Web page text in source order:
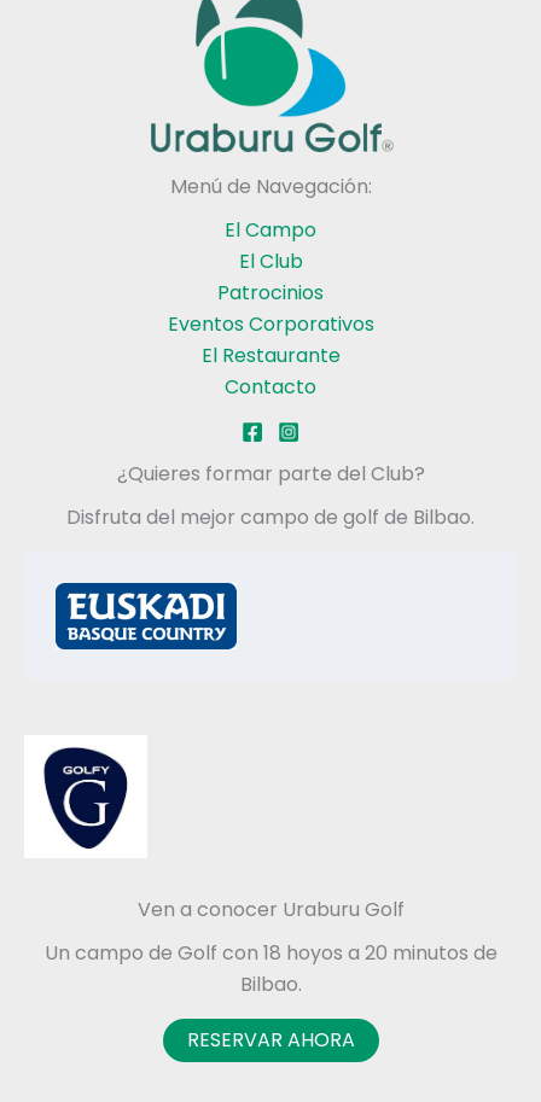
Menú de Navegación:
El Campo
El Club
Patrocinios
Eventos Corporativos
El Restaurante
Contacto
¿Quieres formar parte del Club?
Disfruta del mejor campo de golf de Bilbao.
Ven a conocer Uraburu Golf
Un campo de Golf con 18 hoyos a 20 minutos de
Bilbao.
RESERVAR AHORA